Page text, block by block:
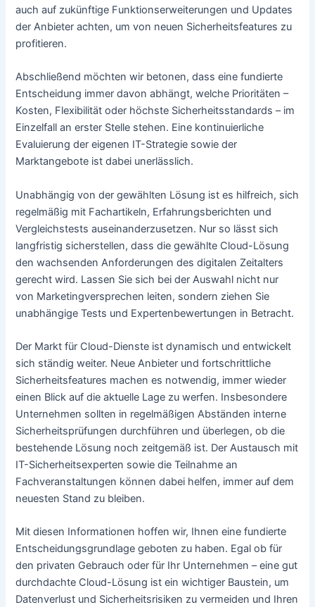
auch auf zukünftige Funktionserweiterungen und Updates
der Anbieter achten, um von neuen Sicherheitsfeatures zu
profitieren.
Abschließend möchten wir betonen, dass eine fundierte
Entscheidung immer davon abhängt, welche Prioritäten –
Kosten, Flexibilität oder höchste Sicherheitsstandards – im
Einzelfall an erster Stelle stehen. Eine kontinuierliche
Evaluierung der eigenen IT-Strategie sowie der
Marktangebote ist dabei unerlässlich.
Unabhängig von der gewählten Lösung ist es hilfreich, sich
regelmäßig mit Fachartikeln, Erfahrungsberichten und
Vergleichstests auseinanderzusetzen. Nur so lässt sich
langfristig sicherstellen, dass die gewählte Cloud-Lösung
den wachsenden Anforderungen des digitalen Zeitalters
gerecht wird. Lassen Sie sich bei der Auswahl nicht nur
von Marketingversprechen leiten, sondern ziehen Sie
unabhängige Tests und Expertenbewertungen in Betracht.
Der Markt für Cloud-Dienste ist dynamisch und entwickelt
sich ständig weiter. Neue Anbieter und fortschrittliche
Sicherheitsfeatures machen es notwendig, immer wieder
einen Blick auf die aktuelle Lage zu werfen. Insbesondere
Unternehmen sollten in regelmäßigen Abständen interne
Sicherheitsprüfungen durchführen und überlegen, ob die
bestehende Lösung noch zeitgemäß ist. Der Austausch mit
IT-Sicherheitsexperten sowie die Teilnahme an
Fachveranstaltungen können dabei helfen, immer auf dem
neuesten Stand zu bleiben.
Mit diesen Informationen hoffen wir, Ihnen eine fundierte
Entscheidungsgrundlage geboten zu haben. Egal ob für
den privaten Gebrauch oder für Ihr Unternehmen – eine gut
durchdachte Cloud-Lösung ist ein wichtiger Baustein, um
Datenverlust und Sicherheitsrisiken zu vermeiden und Ihren